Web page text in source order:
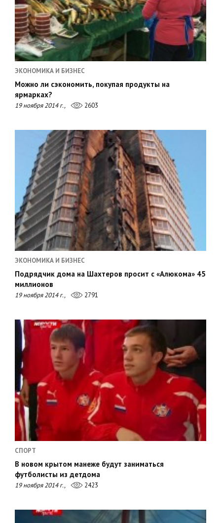
ЭКОНОМИКА И БИЗНЕС
Можно ли сэкономить, покупая продукты на
ярмарках?
19 ноября 2014 г., 2603
ЭКОНОМИКА И БИЗНЕС
Подрядчик дома на Шахтеров просит с «Алюкома» 45
миллионов
19 ноября 2014 г., 2791
СПОРТ
В новом крытом манеже будут заниматься
футболисты из детдома
19 ноября 2014 г., 2423